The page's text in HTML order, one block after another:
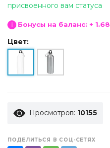
присвоенного вам статуса
i Бонусы на баланс: + 1.68
Цвет:
Просмотров: 10155
ПОДЕЛИТЬСЯ В СОЦ-СЕТЯХ